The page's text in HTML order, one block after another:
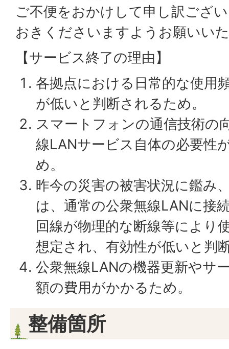
ご不便をおかけして申し訳ござ
おきくださいますようお願いい
【サービス終了の理由】
各拠点における日常的な使用
が低いと判断されるため。
スマートフォンの通信技術の
線LANサービス自体の必要性
め。
昨今の災害の被害状況に鑑み
は、通常の公衆無線LANに接
回線が物理的な断線等により
想定され、有効性が低いと判
公衆無線LANの機器更新やサ
額の費用がかかるため。
整備箇所